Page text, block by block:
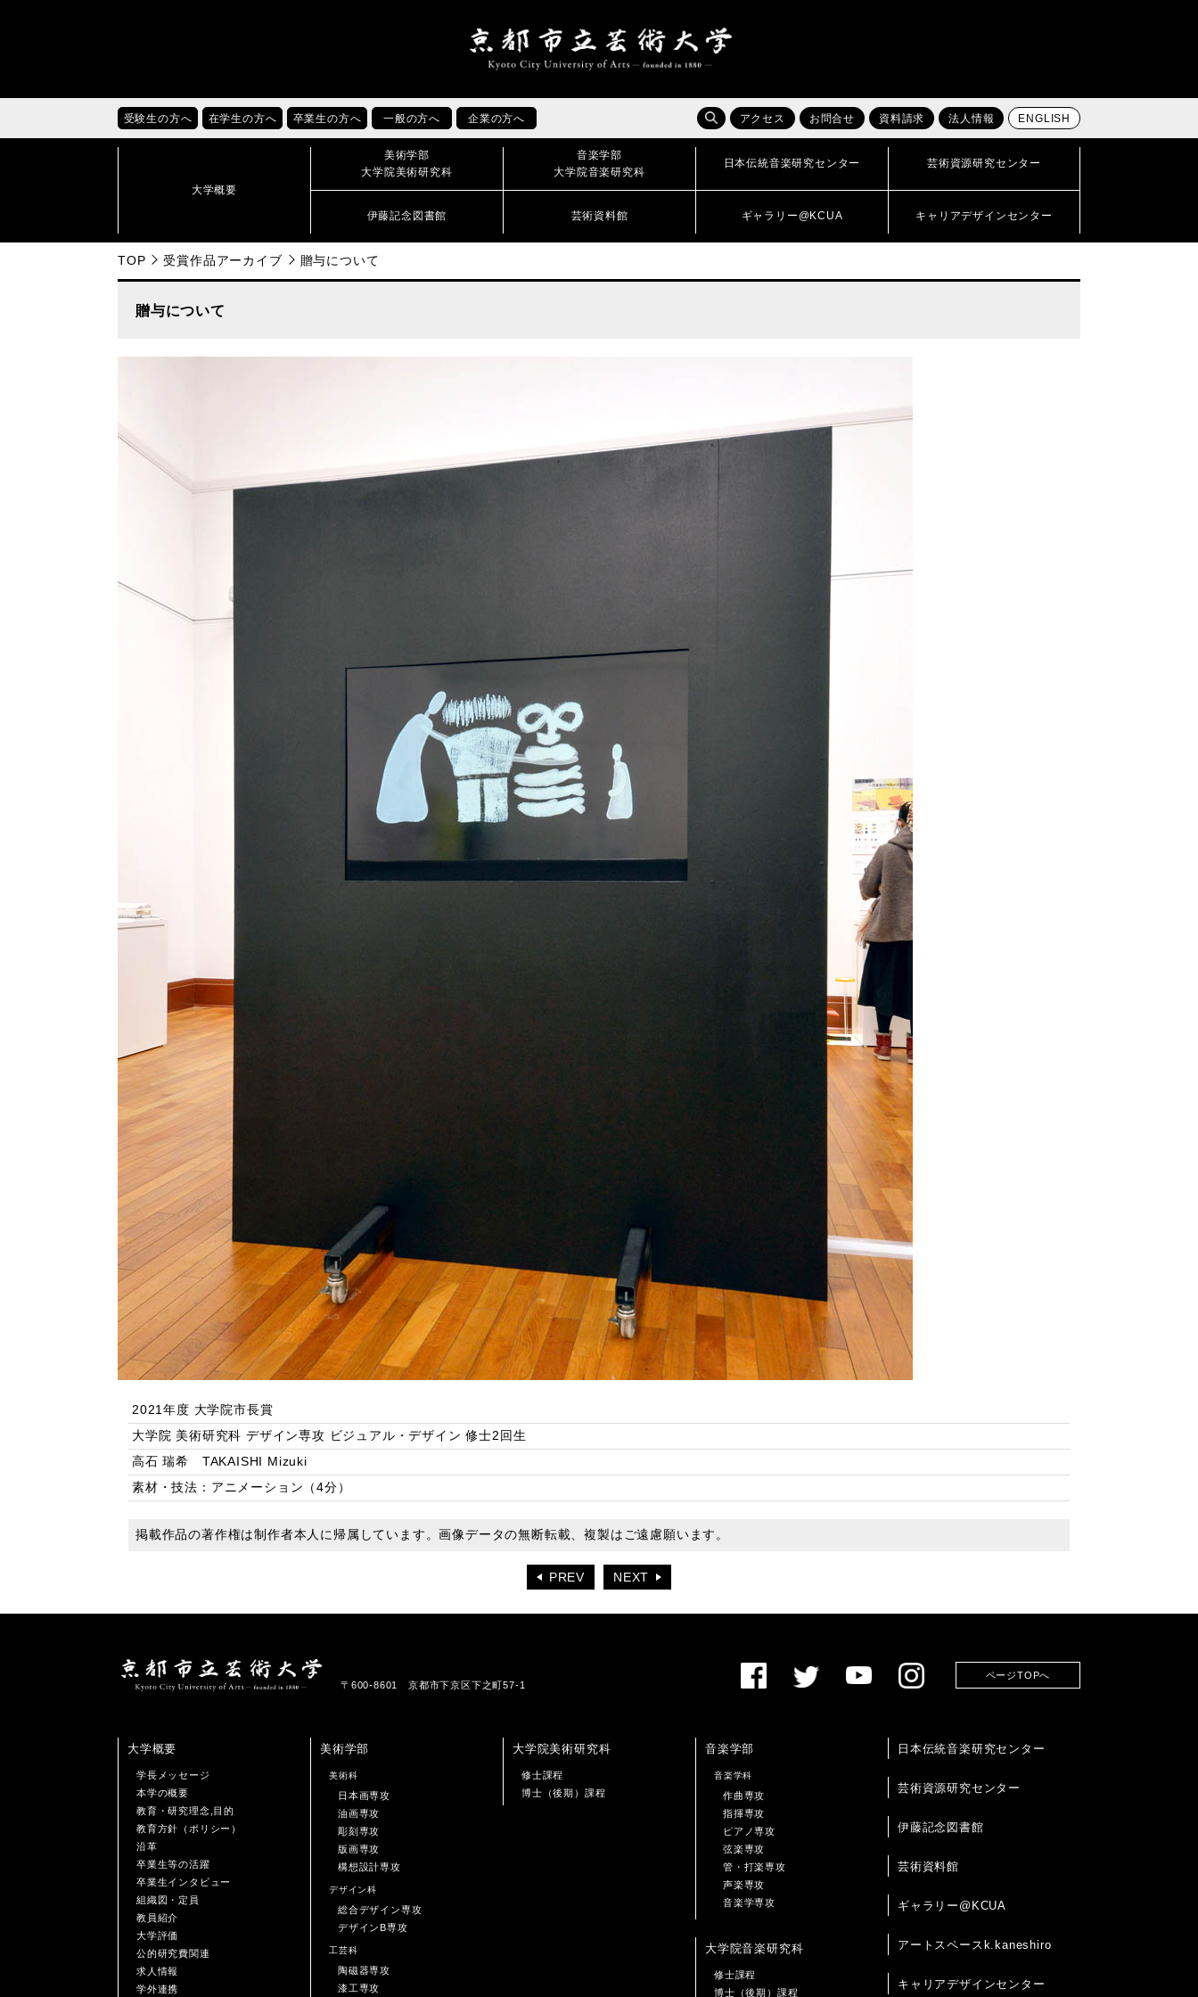
受験生の方へ 在学生の方へ 卒業生の方へ 一般の方へ 企業の方へ アクセス お問合せ 資料請求 法人情報 ENGLISH
大学概要
美術学部
大学院美術研究科
音楽学部
大学院音楽研究科
日本伝統音楽研究センター 芸術資源研究センター
伊藤記念図書館 芸術資料館 ギャラリー@KCUA キャリアデザインセンター
TOP 受賞作品アーカイブ 贈与について
贈与について
2021年度 大学院市長賞
大学院 美術研究科 デザイン専攻 ビジュアル・デザイン 修士2回生
高石 瑞希 TAKAISHI Mizuki
素材・技法：アニメーション（4分）
掲載作品の著作権は制作者本人に帰属しています。画像データの無断転載、複製はご遠慮願います。
PREV NEXT
〒600-8601 京都市下京区下之町57-1
ページTOPへ
大学概要
学長メッセージ
本学の概要
教育・研究理念,目的
教育方針（ポリシー）
沿革
卒業生等の活躍
卒業生インタビュー
組織図・定員
教員紹介
大学評価
公的研究費関連
求人情報
学外連携
美術学部
美術科
日本画専攻
油画専攻
彫刻専攻
版画専攻
構想設計専攻
デザイン科
総合デザイン専攻
デザインB専攻
工芸科
陶磁器専攻
漆工専攻
大学院美術研究科
修士課程
博士（後期）課程
音楽学部
音楽学科
作曲専攻
指揮専攻
ピアノ専攻
弦楽専攻
管・打楽専攻
声楽専攻
音楽学専攻
大学院音楽研究科
修士課程
博士（後期）課程
日本伝統音楽研究センター
芸術資源研究センター
伊藤記念図書館
芸術資料館
ギャラリー@KCUA
アートスペースk.kaneshiro
キャリアデザインセンター